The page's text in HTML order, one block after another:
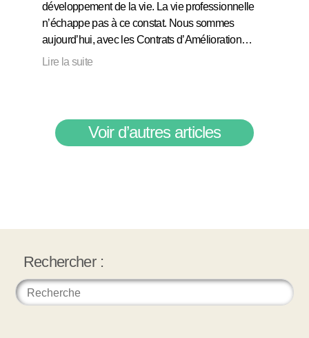
développement de la vie. La vie professionnelle
n’échappe pas à ce constat. Nous sommes
aujourd’hui, avec les Contrats d’Amélioration…
Lire la suite
Voir d’autres articles
Rechercher :